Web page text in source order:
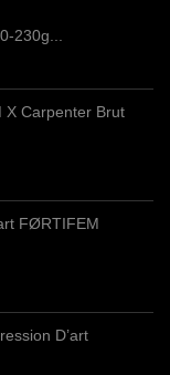
230g...
X Carpenter Brut
FØRTIFEM
D’art